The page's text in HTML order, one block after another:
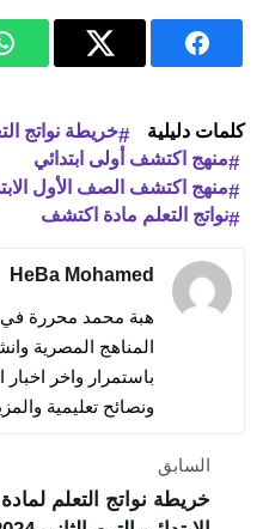
كلمات دليلية
خريطة نواتج
منهج اكتشف أولى ابتدائي
منهج اكتشف الصف الأول
نواتج التعلم مادة اكتشف
HeBa Mohamed
هبة محمد محررة في
المناهج المصرية
باستمرار واخر
ونصائح تعليمية
السابق
خريطة نواتج التعلم